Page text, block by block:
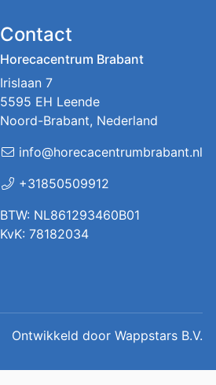
Contact
Horecacentrum Brabant
Irislaan 7
5595 EH Leende
Noord-Brabant, Nederland
info@horecacentrumbrabant.nl
+31850509912
BTW: NL861293460B01
KvK: 78182034
Ontwikkeld door Wappstars B.V.